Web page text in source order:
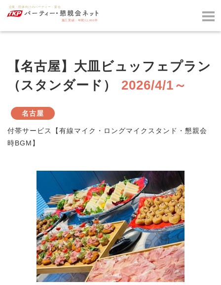
【名古屋】大皿ビュッフェプラン
（スタンダード）
2026/4/1～
名古屋
付帯サービス【有線マイク・ロングマイクスタンド・懇親会
時BGM】